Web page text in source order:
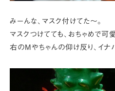
みーんな、マスク付けてた～。
マスクつけてても、おちゃめで可
右のMやちゃんの仰け反り、イナ